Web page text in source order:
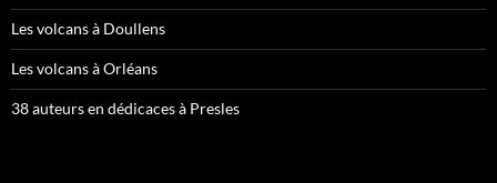
Les volcans à Doullens
Les volcans à Orléans
38 auteurs en dédicaces à Presles